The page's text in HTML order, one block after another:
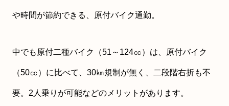
や時間が節約できる、原付バイク通勤。
中でも原付二種バイク（51～124㏄）は、原付バイク
（50㏄）に比べて、30㎞規制が無く、二段階右折も不
要。2人乗りが可能などのメリットがあります。